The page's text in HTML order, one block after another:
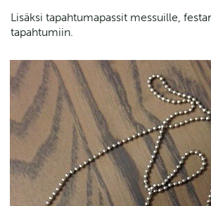
Lisäksi tapahtumapassit messuille,
tapahtumiin.